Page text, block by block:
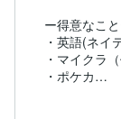
ー得意なこ
・英語(ネイ
・マイクラ
・ポケカ
・タイピン